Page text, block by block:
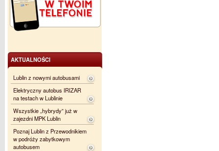
AKTUALNOŚCI
Lublin z nowymi autobusami
Elektryczny autobus IRIZAR
na testach w Lublinie
Wszystkie „hybrydy” już w
zajezdni MPK Lublin
Poznaj Lublin z Przewodnikiem
w podróży zabytkowym
autobusem